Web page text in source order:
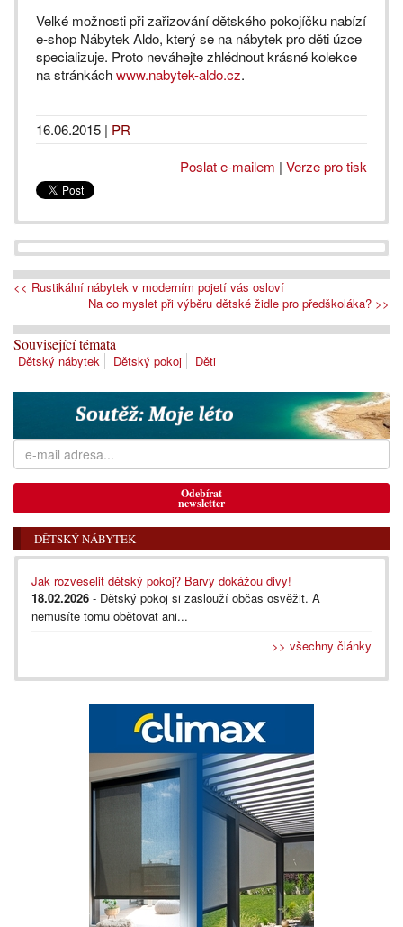
Velké možnosti při zařizování dětského pokojíčku nabízí
e-shop Nábytek Aldo, který se na nábytek pro děti úzce
specializuje. Proto neváhejte zhlédnout krásné kolekce
na stránkáchwww.nabytek-aldo.cz.
16.06.2015 | PR
Poslat e-mailem | Verze pro tisk
<< Rustikální nábytek v moderním pojetí vás osloví
Na co myslet při výběru dětské židle pro předškoláka? >>
Související témata
Dětský nábytek Dětský pokoj Děti
Odebírat
newsletter
DĚTSKÝ NÁBYTEK
Jak rozveselit dětský pokoj? Barvy dokážou divy!
18.02.2026 - Dětský pokoj si zaslouží občas osvěžit. A
nemusíte tomu obětovat ani...
>> všechny články